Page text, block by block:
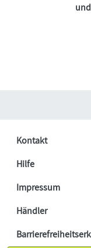
Kontakt
Hilfe
Impressum
Händler